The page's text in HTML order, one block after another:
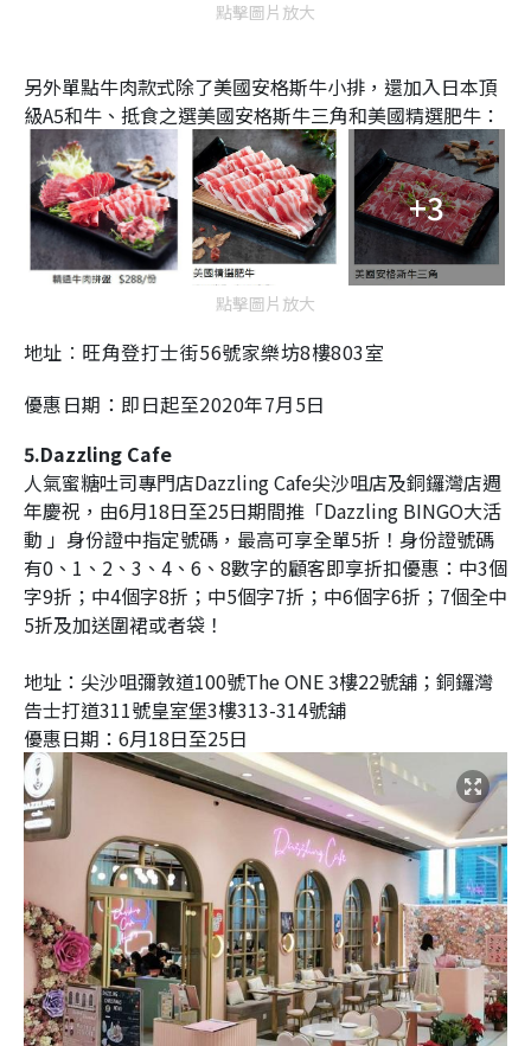
點擊圖片放大
另外單點牛肉款式除了美國安格斯牛小排，還加入日本頂
級A5和牛、抵食之選美國安格斯牛三角和美國精選肥牛：
+3
點擊圖片放大
地址︰旺角登打士街56號家樂坊8樓803室
優惠日期：即日起至2020年7月5日
5.Dazzling Cafe
人氣蜜糖吐司專門店Dazzling Cafe尖沙咀店及銅鑼灣店週
年慶祝，由6月18日至25日期間推「Dazzling BINGO大活
動 」身份證中指定號碼，最高可享全單5折！身份證號碼
有0、1、2、3、4、6、8數字的顧客即享折扣優惠：中3個
字9折；中4個字8折；中5個字7折；中6個字6折；7個全中
5折及加送圍裙或者袋！
地址：尖沙咀彌敦道100號The ONE 3樓22號舖；銅鑼灣
告士打道311號皇室堡3樓313-314號舖
優惠日期：6月18日至25日